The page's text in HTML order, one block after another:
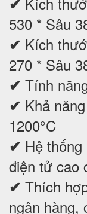
530 * Sâu
✔ Kích
270 * Sâu
✔ Tính
✔ Khả
1200°C
✔ Hệ
điện tử cao
✔ Thích
ngân hàng,